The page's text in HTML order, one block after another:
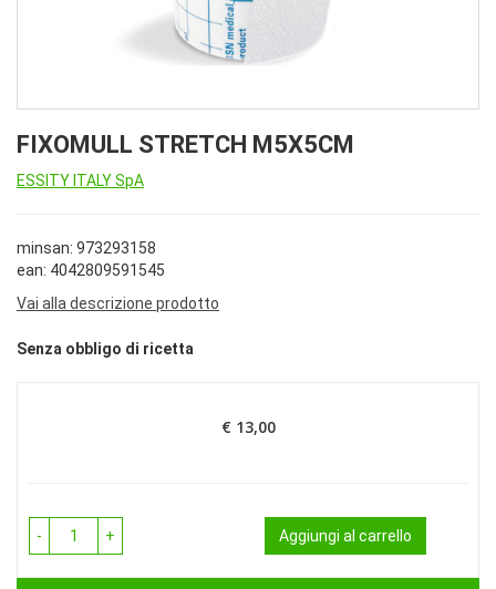
FIXOMULL STRETCH M5X5CM
ESSITY ITALY SpA
minsan: 973293158
ean: 4042809591545
Vai alla descrizione prodotto
Senza obbligo di ricetta
Prezzo
€ 13,00
- + Aggiungi al carrello